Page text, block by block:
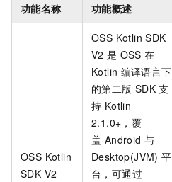
功能名称 功能概述
OSS Kotlin
SDK V2
OSS Kotlin SDK
V2 是 OSS 在
Kotlin 编译语言下
的第二版 SDK 支
持 Kotlin
2.1.0+，覆
盖 Android 与
Desktop(JVM) 平
台，可通过